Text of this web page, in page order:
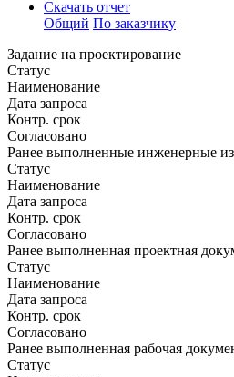
Скачать отчет
Общий По заказчику
Задание на проектирование
Статус
Наименование
Дата запроса
Контр. срок
Согласовано
Ранее выполненные инженерные
Статус
Наименование
Дата запроса
Контр. срок
Согласовано
Ранее выполненная проектная
Статус
Наименование
Дата запроса
Контр. срок
Согласовано
Ранее выполненная рабочая
Статус